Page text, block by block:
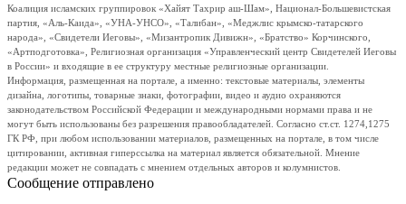
Коалиция исламских группировок «Хайят Тахрир аш-Шам», Национал-Большевистская
партия, «Аль-Каида», «УНА-УНСО», «Талибан», «Меджлис крымско-татарского
народа», «Свидетели Иеговы», «Мизантропик Дивижн», «Братство» Корчинского,
«Артподготовка», Религиозная организация «Управленческий центр Свидетелей Иеговы
в России» и входящие в ее структуру местные религиозные организации.
Информация, размещенная на портале, а именно: текстовые материалы, элементы
дизайна, логотипы, товарные знаки, фотографии, видео и аудио охраняются
законодательством Российской Федерации и международными нормами права и не
могут быть использованы без разрешения правообладателей. Согласно ст.ст. 1274,1275
ГК РФ, при любом использовании материалов, размещенных на портале, в том числе
цитировании, активная гиперссылка на материал является обязательной. Мнение
редакции может не совпадать с мнением отдельных авторов и колумнистов.
Сообщение отправлено